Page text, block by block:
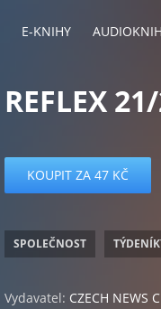
E-KNIHY
REFLEX
KOUPIT ZA 47 KČ
SPOLEČNOST
Vydavatel: CZECH NEWS